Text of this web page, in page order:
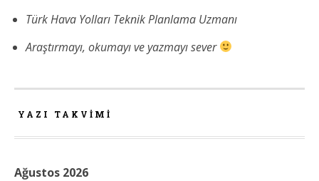
Türk Hava Yolları Teknik Planlama Uzmanı
Araştırmayı, okumayı ve yazmayı sever
YAZI TAKVIMI
Ağustos 2026